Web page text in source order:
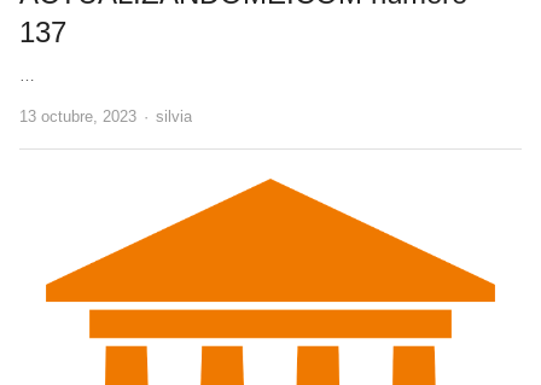
137
13 octubre, 2023 Author
silvia